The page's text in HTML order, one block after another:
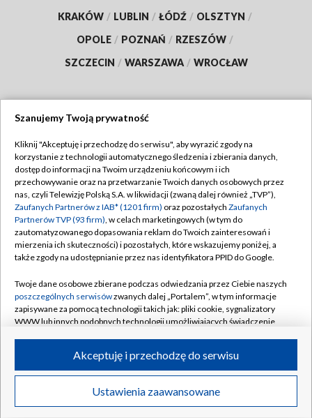
KRAKÓW / LUBLIN / ŁÓDŹ / OLSZTYN /
OPOLE / POZNAŃ / RZESZÓW /
SZCZECIN / WARSZAWA / WROCŁAW
TVP
Abonament TVP
Emisja w TVP
Centrum informacji TVP
Naziemna Telewizja Cyfrowa
Rada Programowa
System NOS
Informacje o nadawcy
Program dla prasy
Ogłoszenie przetargowe
Regulamin TVP
Polityka prywatności
Moje zgody
Pomoc
Kontakt
Kanały
©2026 Telewizja Polska S.A. w likwidacji
Szanujemy Twoją prywatność
Kliknij "Akceptuję i przechodzę do serwisu", aby wyrazić zgody na
korzystanie z technologii automatycznego śledzenia i zbierania danych,
dostęp do informacji na Twoim urządzeniu końcowym i ich
przechowywanie oraz na przetwarzanie Twoich danych osobowych przez
nas, czyli Telewizję Polską S.A. w likwidacji (zwaną dalej również „TVP”),
Zaufanych Partnerów z IAB* (1201 firm) oraz pozostałych Zaufanych
Partnerów TVP (93 firm), w celach marketingowych (w tym do
zautomatyzowanego dopasowania reklam do Twoich zainteresowań i
mierzenia ich skuteczności) i pozostałych, które wskazujemy poniżej, a
także zgody na udostępnianie przez nas identyfikatora PPID do Google.
Twoje dane osobowe zbierane podczas odwiedzania przez Ciebie naszych
poszczególnych serwisówzwanych dalej „Portalem”, w tym informacje
zapisywane za pomocą technologii takich jak: pliki cookie, sygnalizatory
WWW lub innych podobnych technologii umożliwiających świadczenie
ruchu w Internecie.
Twoje dane osobowe zbierane podczas odwiedzania przez Ciebie
poszczególnych serwisówna Portalu, takie jak adresy IP, identyfikatory
Ustawienia zaawansowane
Akceptuję i przechodzę do serwisu